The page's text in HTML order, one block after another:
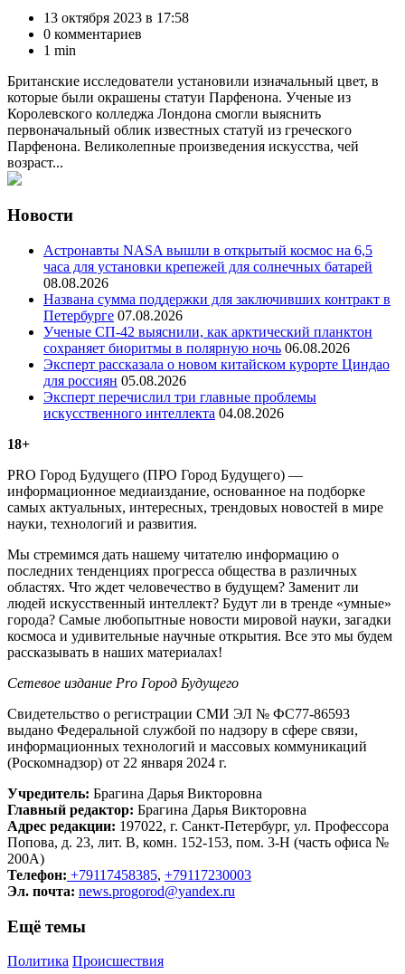
13 октября 2023 в 17:58
0 комментариев
1 min
Британские исследователи установили изначальный цвет, в
которые были окрашены статуи Парфенона. Ученые из
Королевского колледжа Лондона смогли выяснить
первоначальный облик известных статуй из греческого
Парфенона. Великолепные произведения искусства, чей
возраст...
Новости
Астронавты NASA вышли в открытый космос на 6,5
часа для установки крепежей для солнечных батарей
08.08.2026
Названа сумма поддержки для заключивших контракт в
Петербурге 07.08.2026
Ученые СП-42 выяснили, как арктический планктон
сохраняет биоритмы в полярную ночь 06.08.2026
Эксперт рассказала о новом китайском курорте Циндао
для россиян 05.08.2026
Эксперт перечислил три главные проблемы
искусственного интеллекта 04.08.2026
18+
PRO Город Будущего (ПРО Город Будущего) —
информационное медиаиздание, основанное на подборке
самых актуальных, интересных, трендовых новостей в мире
науки, технологий и развития.
Мы стремимся дать нашему читателю информацию о
последних тенденциях прогресса общества в различных
областях. Что ждет человечество в будущем? Заменит ли
людей искусственный интеллект? Будут ли в тренде «умные»
города? Самые любопытные новости мировой науки, загадки
космоса и удивительные научные открытия. Все это мы будем
рассказывать в наших материалах!
Сетевое издание Рrо Город Будущего
Свидетельство о регистрации СМИ ЭЛ № ФС77-86593
выдано Федеральной службой по надзору в сфере связи,
информационных технологий и массовых коммуникаций
(Роскомнадзор) от 22 января 2024 г.
Учредитель: Брагина Дарья Викторовна
Главный редактор: Брагина Дарья Викторовна
Адрес редакции: 197022, г. Санкт-Петербург, ул. Профессора
Попова, д. 23, лит. В, комн. 152-153, пом. 3-Н (часть офиса №
200А)
Телефон: +79117458385, +79117230003
Эл. почта: news.progorod@yandex.ru
Ещё темы
Политика Происшествия